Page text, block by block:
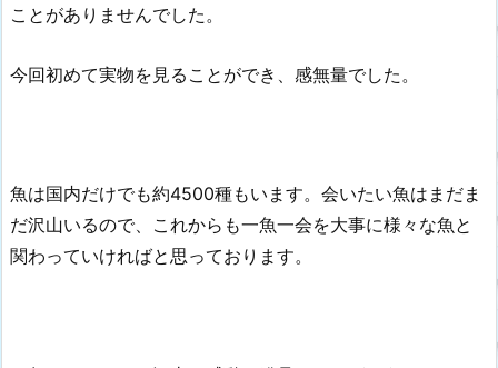
ことがありませんでした。
今回初めて実物を見ることができ、感無量でした。
魚は国内だけでも約4500種もいます。会いたい魚はまだま
だ沢山いるので、これからも一魚一会を大事に様々な魚と
関わっていければと思っております。